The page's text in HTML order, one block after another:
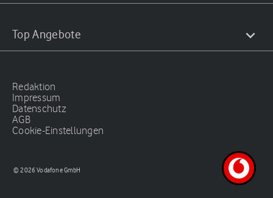
Top Angebote
Redaktion
Impressum
Datenschutz
AGB
Cookie-Einstellungen
© 2026 Vodafone GmbH